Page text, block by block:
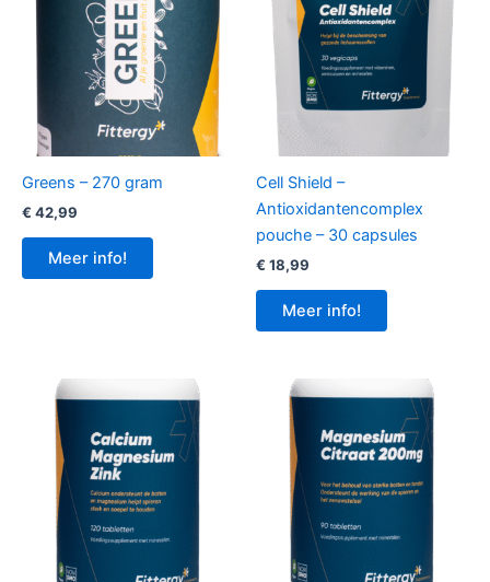
Greens – 270 gram
€ 42,99
Meer info!
Cell Shield –
Antioxidantencomplex
pouche – 30 capsules
€ 18,99
Meer info!